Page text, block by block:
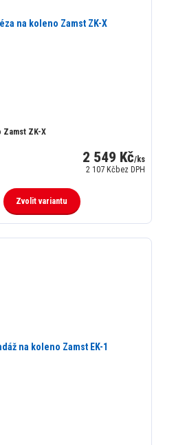
Zamst ZK-X
2 549 Kč/ks
2 107 Kčbez DPH
Zvolit variantu